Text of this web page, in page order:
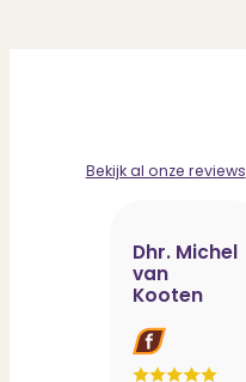
Bekijk al onze reviews
Dhr. Michel
van
Kooten